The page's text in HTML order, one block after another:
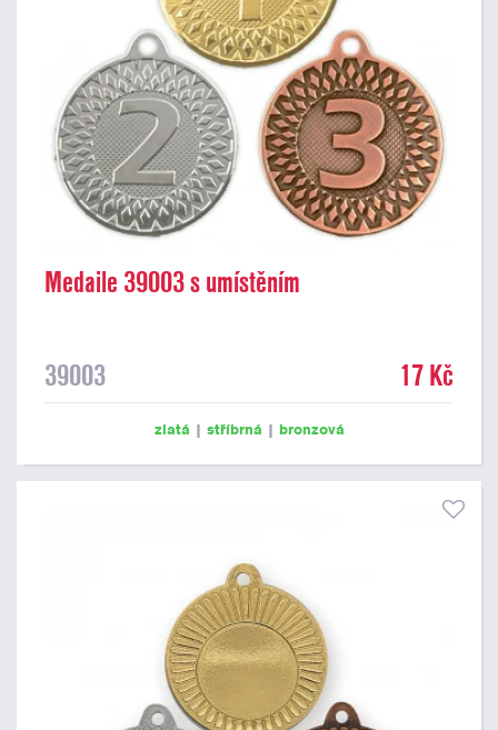
Medaile 39003 s umístěním
39003 17 Kč
zlatá | stříbrná | bronzová